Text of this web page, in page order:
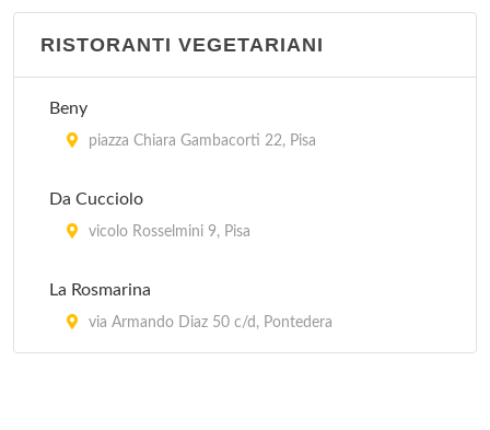
RISTORANTI VEGETARIANI
Beny
piazza Chiara Gambacorti 22, Pisa
Da Cucciolo
vicolo Rosselmini 9, Pisa
La Rosmarina
via Armando Diaz 50 c/d, Pontedera